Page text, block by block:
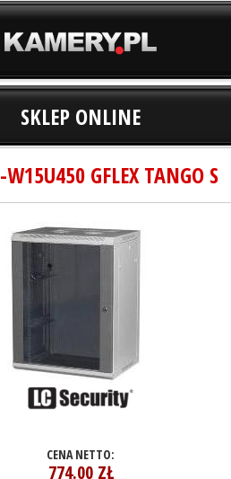
SKLEP ONLINE
W15U450 GFLEX TANGO S
CENA NETTO:
774.00ZŁ